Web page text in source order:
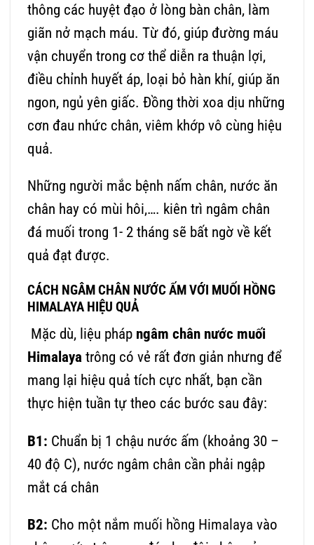
thông các huyệt đạo ở lòng bàn chân, làm
giãn nở mạch máu. Từ đó, giúp đường máu
vận chuyển trong cơ thể diễn ra thuận lợi,
điều chỉnh huyết áp, loại bỏ hàn khí, giúp ăn
ngon, ngủ yên giấc. Đồng thời xoa dịu những
cơn đau nhức chân, viêm khớp vô cùng hiệu
quả.
Những người mắc bệnh nấm chân, nước ăn
chân hay có mùi hôi,…. kiên trì ngâm chân
đá muối trong 1- 2 tháng sẽ bất ngờ về kết
quả đạt được.
CÁCH NGÂM CHÂN NƯỚC ẤM VỚI MUỐI HỒNG
HIMALAYA HIỆU QUẢ
Mặc dù, liệu pháp ngâm chân nước muối
Himalaya trông có vẻ rất đơn giản nhưng để
mang lại hiệu quả tích cực nhất, bạn cần
thực hiện tuần tự theo các bước sau đây:
B1: Chuẩn bị 1 chậu nước ấm (khoảng 30 –
40 độ C), nước ngâm chân cần phải ngập
mắt cá chân
B2: Cho một nắm muối hồng Himalaya vào